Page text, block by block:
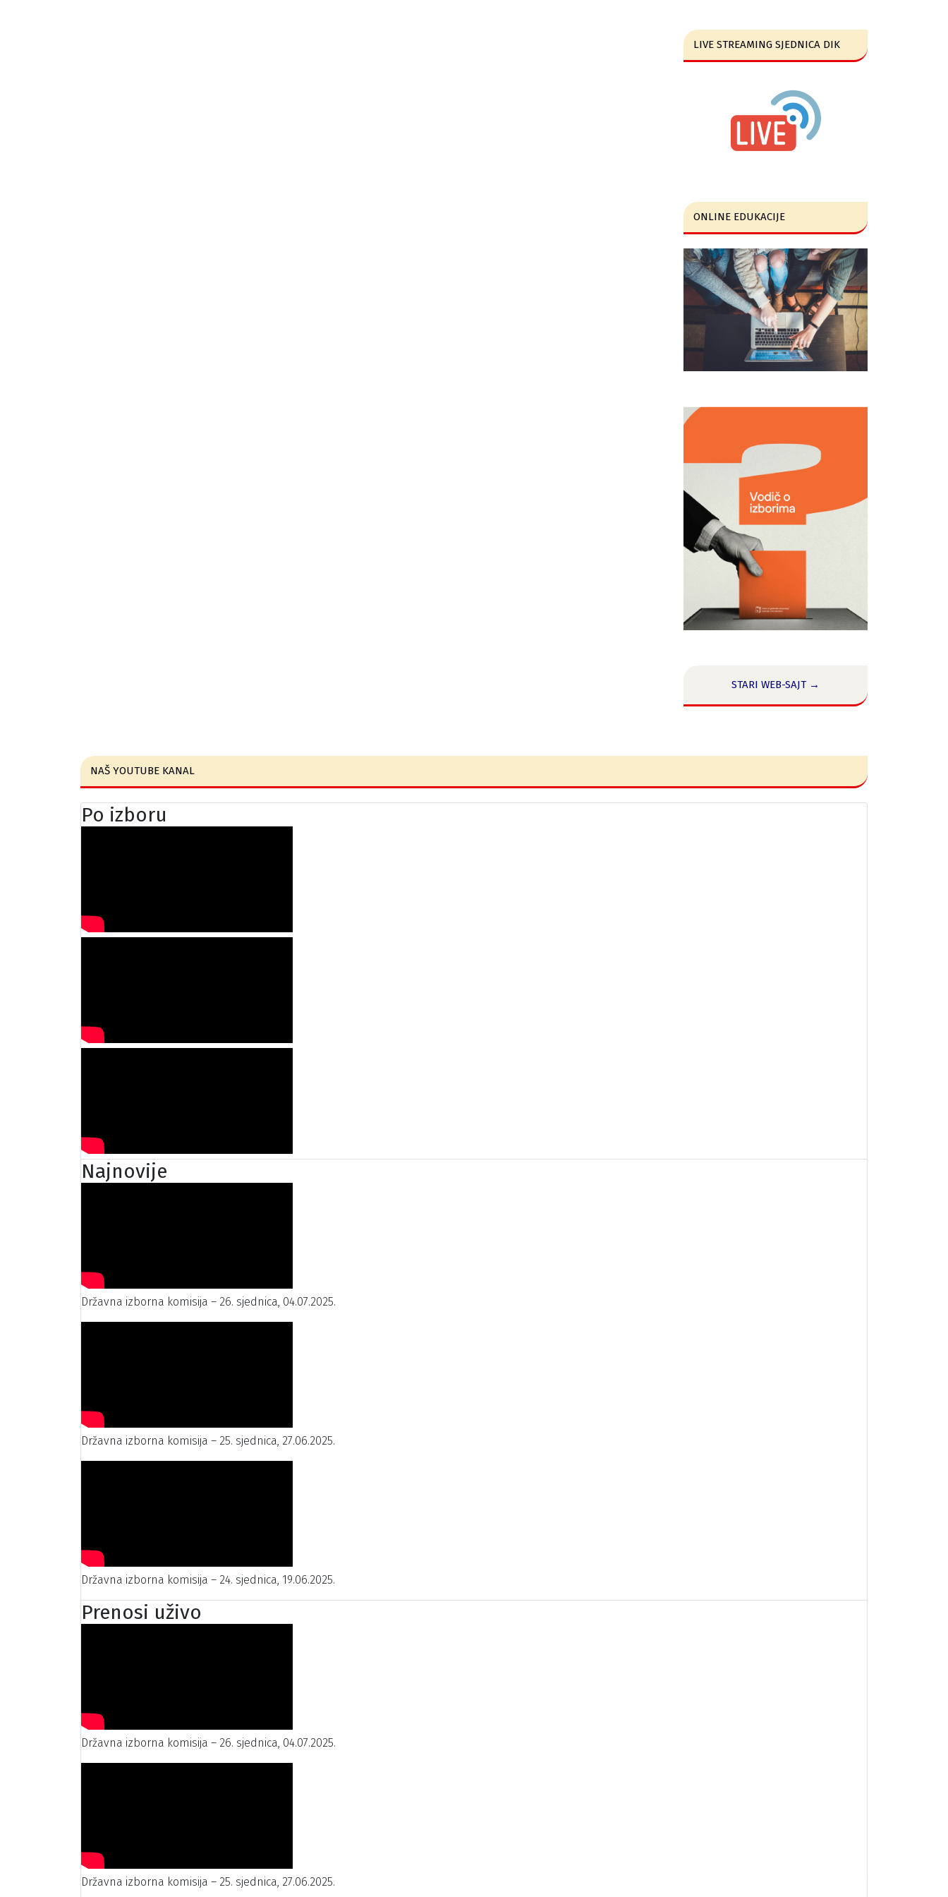
LIVE STREAMING SJEDNICA DIK
ONLINE EDUKACIJE
STARI WEB-SAJT →
NAŠ YOUTUBE KANAL
Po izboru
Najnovije
Državna izborna komisija – 26. sjednica, 04.07.2025.
Državna izborna komisija – 25. sjednica, 27.06.2025.
Državna izborna komisija – 24. sjednica, 19.06.2025.
Prenosi uživo
Državna izborna komisija – 26. sjednica, 04.07.2025.
Državna izborna komisija – 25. sjednica, 27.06.2025.